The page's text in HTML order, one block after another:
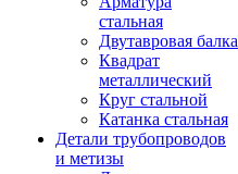
стальная
Двутавровая балка
Квадрат
металлический
Круг стальной
Катанка стальная
Детали трубопроводов
и метизы